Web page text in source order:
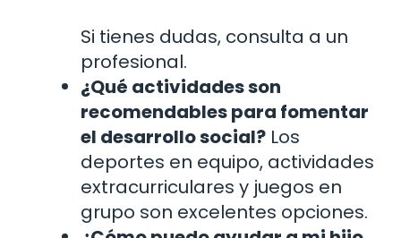
Si tienes dudas, consulta a un
profesional.
¿Qué actividades son
recomendables para fomentar
el desarrollo social? Los
deportes en equipo, actividades
extracurriculares y juegos en
grupo son excelentes opciones.